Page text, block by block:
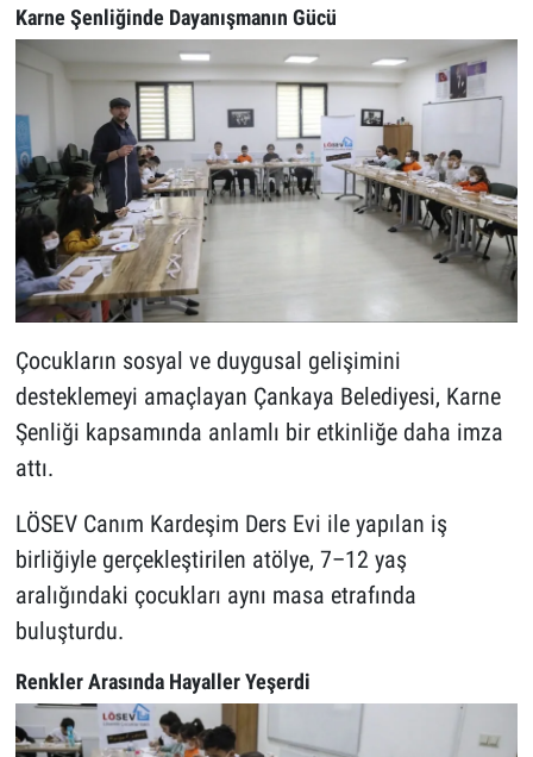
Karne Şenliğinde Dayanışmanın Gücü
Çocukların sosyal ve duygusal gelişimini
desteklemeyi amaçlayan Çankaya Belediyesi, Karne
Şenliği kapsamında anlamlı bir etkinliğe daha imza
attı.
LÖSEV Canım Kardeşim Ders Evi ile yapılan iş
birliğiyle gerçekleştirilen atölye, 7–12 yaş
aralığındaki çocukları aynı masa etrafında
buluşturdu.
Renkler Arasında Hayaller Yeşerdi